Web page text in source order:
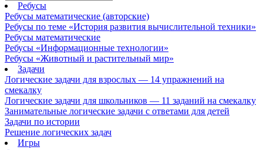
Ребусы
Ребусы математические (авторские)
Ребусы по теме «История развития вычислительной техники»
Ребусы математические
Ребусы «Информационные технологии»
Ребусы «Животный и растительный мир»
Задачи
Логические задачи для взрослых — 14 упражнений на
смекалку
Логические задачи для школьников — 11 заданий на смекалку
Занимательные логические задачи с ответами для детей
Задачи по истории
Решение логических задач
Игры